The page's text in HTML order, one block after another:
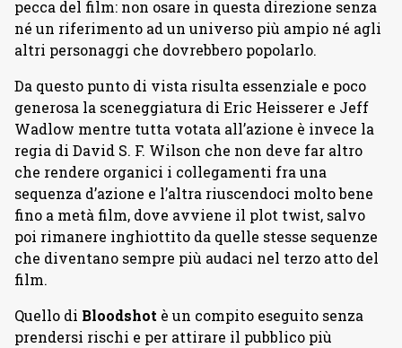
pecca del film: non osare in questa direzione senza
né un riferimento ad un universo più ampio né agli
altri personaggi che dovrebbero popolarlo.
Da questo punto di vista risulta essenziale e poco
generosa la sceneggiatura di Eric Heisserer e Jeff
Wadlow mentre tutta votata all’azione è invece la
regia di David S. F. Wilson che non deve far altro
che rendere organici i collegamenti fra una
sequenza d’azione e l’altra riuscendoci molto bene
fino a metà film, dove avviene il plot twist, salvo
poi rimanere inghiottito da quelle stesse sequenze
che diventano sempre più audaci nel terzo atto del
film.
Quello di Bloodshot è un compito eseguito senza
prendersi rischi e per attirare il pubblico più